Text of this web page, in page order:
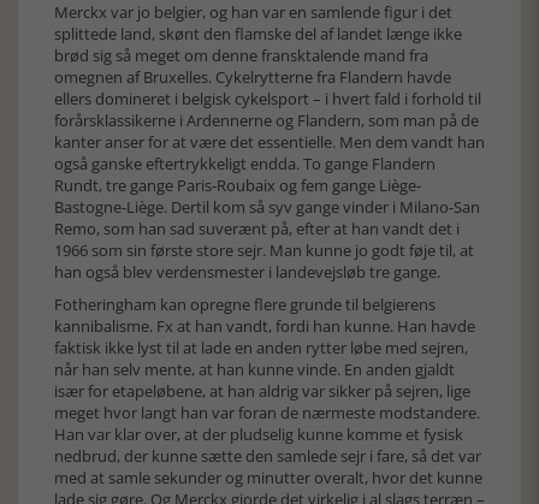
Merckx var jo belgier, og han var en samlende figur i det
splittede land, skønt den flamske del af landet længe ikke
brød sig så meget om denne fransktalende mand fra
omegnen af Bruxelles. Cykelrytterne fra Flandern havde
ellers domineret i belgisk cykelsport – i hvert fald i forhold til
forårsklassikerne i Ardennerne og Flandern, som man på de
kanter anser for at være det essentielle. Men dem vandt han
også ganske eftertrykkeligt endda. To gange Flandern
Rundt, tre gange Paris-Roubaix og fem gange Liège-
Bastogne-Liège. Dertil kom så syv gange vinder i Milano-San
Remo, som han sad suverænt på, efter at han vandt det i
1966 som sin første store sejr. Man kunne jo godt føje til, at
han også blev verdensmester i landevejsløb tre gange.
Fotheringham kan opregne flere grunde til belgierens
kannibalisme. Fx at han vandt, fordi han kunne. Han havde
faktisk ikke lyst til at lade en anden rytter løbe med sejren,
når han selv mente, at han kunne vinde. En anden gjaldt
især for etapeløbene, at han aldrig var sikker på sejren, lige
meget hvor langt han var foran de nærmeste modstandere.
Han var klar over, at der pludselig kunne komme et fysisk
nedbrud, der kunne sætte den samlede sejr i fare, så det var
med at samle sekunder og minutter overalt, hvor det kunne
lade sig gøre. Og Merckx gjorde det virkelig i al slags terræn –